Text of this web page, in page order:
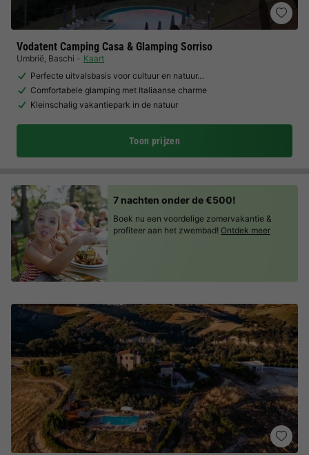
Vodatent Camping Casa & Glamping Sorriso
Umbrië, Baschi
Kaart
Perfecte uitvalsbasis voor cultuur en natuur…
Comfortabele glamping met Italiaanse charme
Kleinschalig vakantiepark in de natuur
Toon prijzen
7 nachten onder de €500!
Boek nu een voordelige zomervakantie &
profiteer aan het zwembad! Ontdek meer